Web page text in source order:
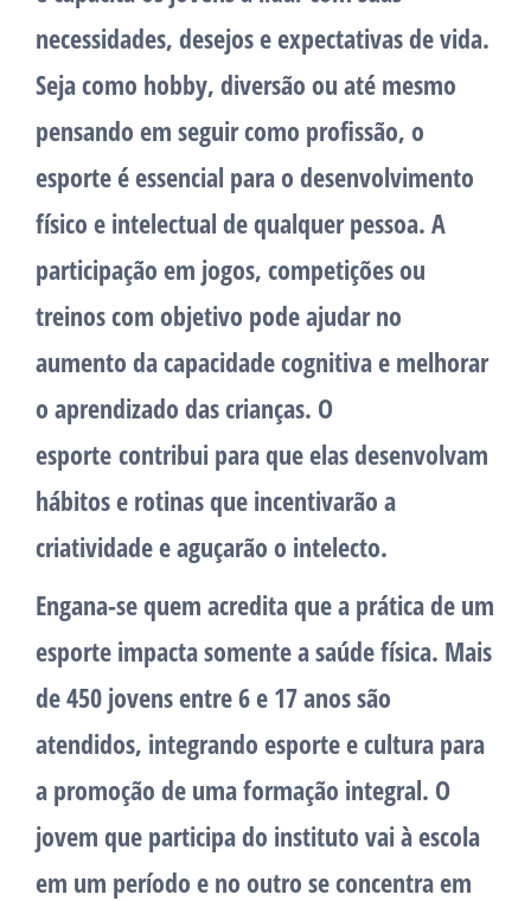
necessidades, desejos e expectativas de vida.
Seja como hobby, diversão ou até mesmo
pensando em seguir como profissão, o
esporte é essencial para o desenvolvimento
físico e intelectual de qualquer pessoa. A
participação em jogos, competições ou
treinos com objetivo pode ajudar no
aumento da capacidade cognitiva e melhorar
o aprendizado das crianças. O
esporte contribui para que elas desenvolvam
hábitos e rotinas que incentivarão a
criatividade e aguçarão o intelecto.
Engana-se quem acredita que a prática de um
esporte impacta somente a saúde física. Mais
de 450 jovens entre 6 e 17 anos são
atendidos, integrando esporte e cultura para
a promoção de uma formação integral. O
jovem que participa do instituto vai à escola
em um período e no outro se concentra em